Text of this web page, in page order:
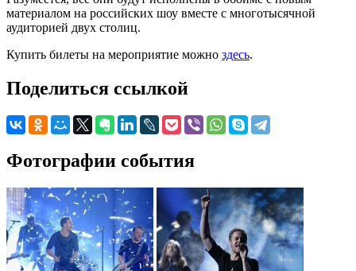
материалом на российских шоу вместе с многотысячной
аудиторией двух столиц.
Купить билеты на мероприятие можно здесь.
Поделиться ссылкой
Фотографии события